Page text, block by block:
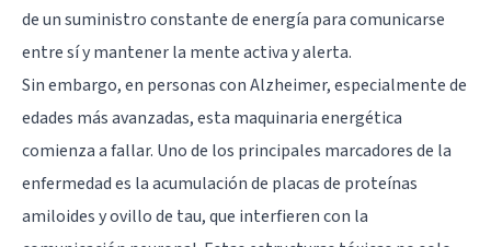
de un suministro constante de energía para comunicarse
entre sí y mantener la mente activa y alerta.
Sin embargo, en personas con Alzheimer, especialmente de
edades más avanzadas, esta maquinaria energética
comienza a fallar. Uno de los principales marcadores de la
enfermedad es la acumulación de placas de proteínas
amiloides y ovillo de tau, que interfieren con la